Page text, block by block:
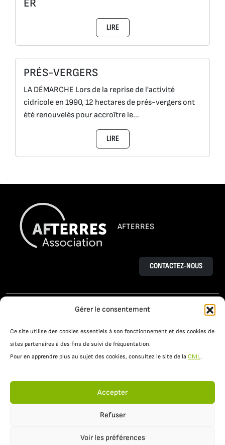
Gérer le consentement
Ce site utilise des cookies essentiels à son fonctionnement et des cookies de
sites partenaires à des fins de suivi de fréquentation.
Pour en apprendre plus au sujet des cookies, consultez le site de la CNIL.
Accepter
Refuser
Voir les préférences
ER
LIRE
PRÉS-VERGERS
LA DÉMARCHE Lors de la reprise de l'activité
cidricole en 1990, 12 hectares de prés-vergers ont
été renouvelés pour accroître le...
LIRE
AFTERRES
CONTACTEZ-NOUS
L’AGROÉCOLOGIE
LE PROJET OSAÉ
PRATIQUES AGROÉCOLOGIQUES
RESSOURCES